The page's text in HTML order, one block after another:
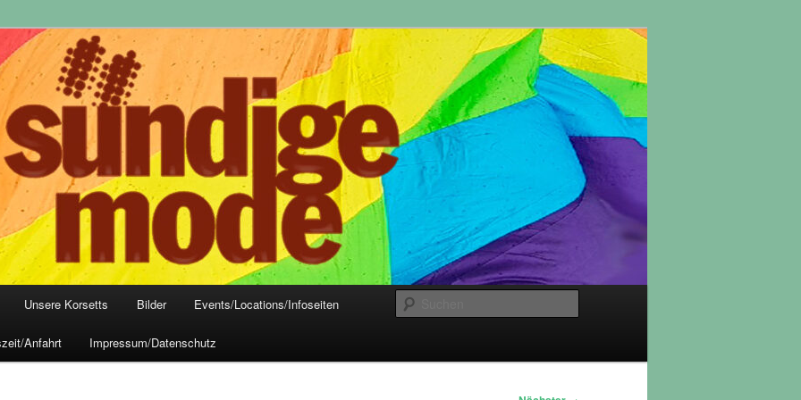
Frankfurt
Mode, Club- und Dark-Wear seit 2004
Unsere Korsetts Bilder Events/Locations/Infoseiten
Anfahrt Impressum/Datenschutz